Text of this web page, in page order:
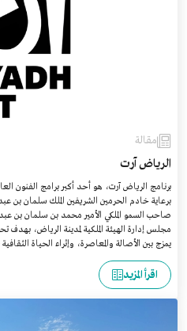
مقالة
الرياض آرت
برعاية خادم الحرمين الشريفين الملك سلمان بن
صاحب السمو الملكي الأمير محمد بن سلمان بن
مجلس إدارة الهيئة الملكية لمدينة الرياض،
يمزج بين الأصالة والمعاصرة، وإثراء الحياة
وتحفيز الاقتصاد الإبداعي في المدينة.
اقرأ المزيد